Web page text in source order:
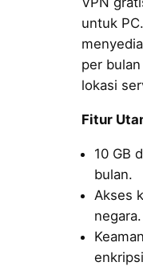
untuk
per
lokasi
Fitur
10 GB
bulan.
Akses
negara.